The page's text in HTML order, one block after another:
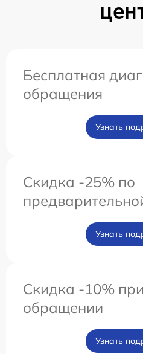
Бесплатная
обращения
Узнать
Скидка -25% по
Узнать
Скидка -10%
обращении
Узнать